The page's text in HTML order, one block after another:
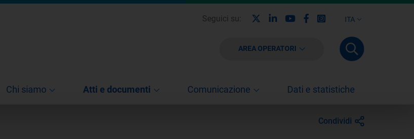
ITA
Seguici su: LinkedinYoutubeFacebook
Instagram
AREA OPERATORI
Chi siamo Atti e documenti Comunicazione Dati e statistiche
Condividi